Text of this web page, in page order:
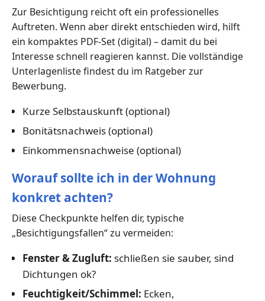
Zur Besichtigung reicht oft ein professionelles
Auftreten. Wenn aber direkt entschieden wird, hilft
ein kompaktes PDF-Set (digital) – damit du bei
Interesse schnell reagieren kannst. Die vollständige
Unterlagenliste findest du im Ratgeber zur
Bewerbung.
Kurze Selbstauskunft (optional)
Bonitätsnachweis (optional)
Einkommensnachweise (optional)
Worauf sollte ich in der Wohnung
konkret achten?
Diese Checkpunkte helfen dir, typische
„Besichtigungsfallen“ zu vermeiden:
Fenster & Zugluft: schließen sie sauber, sind
Dichtungen ok?
Feuchtigkeit/Schimmel: Ecken,